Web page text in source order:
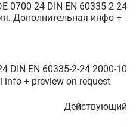
0700-24 DIN EN 60335-2-24
Дополнительная инфо +
DIN EN 60335-2-24 2000-10
info + preview on request
Действующий